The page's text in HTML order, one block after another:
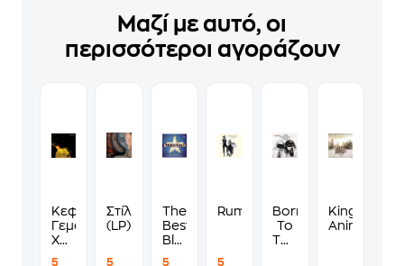
Μαζί με αυτό, οι
περισσότεροι αγοράζουν
Κεφάλι
Γεμάτο
Χρυσάφι
5
Στίλβη
(LP)
5
The
Best
Blockbuster
5
Rumours
5
Born
To
Touch
King
Animal